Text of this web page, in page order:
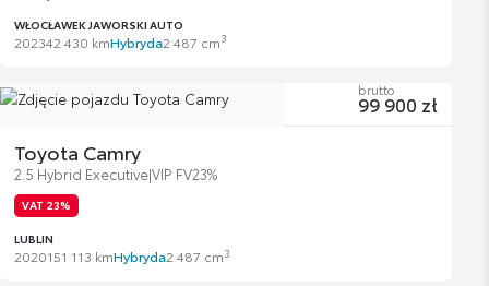
WŁOCŁAWEK JAWORSKI AUTO
202342 430 kmHybryda2 487 cm3
Toyota Camry
2.5 Hybrid Executive|VIP FV23%
VAT 23%
LUBLIN
2020151 113 kmHybryda2 487 cm3
brutto
99 900 zł